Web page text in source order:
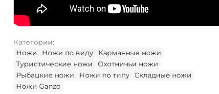
Категории:
Ножи
Ножи по виду
Карманные ножи
Туристические ножи
Охотничьи ножи
Рыбацкие ножи
Ножи по типу Складные ножи
Ножи Ganzo